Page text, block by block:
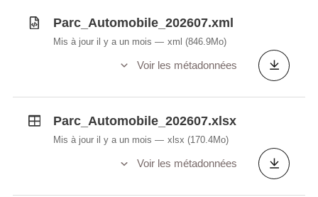
Parc_Automobile_202607.xml
Mis à jour il y a un mois xml (846.9Mo)
Voir les métadonnées
Parc_Automobile_202607.xlsx
Mis à jour il y a un mois xlsx (170.4Mo)
Voir les métadonnées